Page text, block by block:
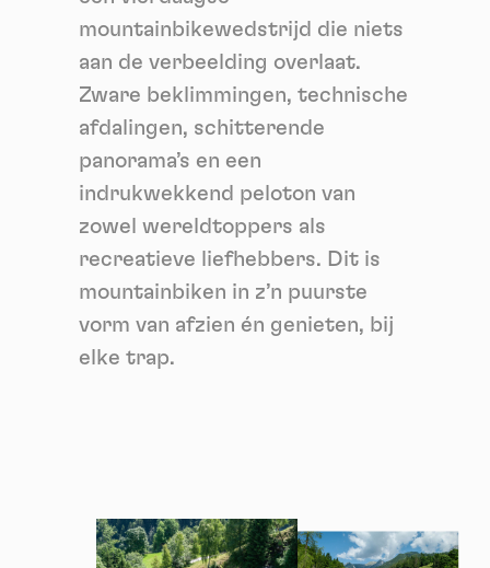
mountainbikewedstrijd die niets
aan de verbeelding overlaat.
Zware beklimmingen, technische
afdalingen, schitterende
panorama’s en een
indrukwekkend peloton van
zowel wereldtoppers als
recreatieve liefhebbers. Dit is
mountainbiken in z’n puurste
vorm van afzien én genieten, bij
elke trap.